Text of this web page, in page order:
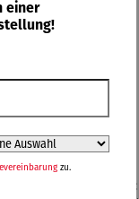
einer
zu.